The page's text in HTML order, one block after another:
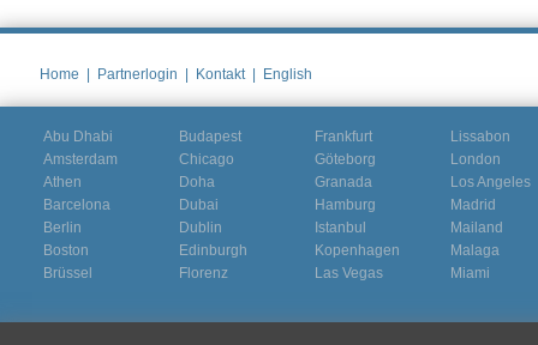
Home | Partnerlogin | Kontakt | English
Abu Dhabi
Amsterdam
Athen
Barcelona
Berlin
Boston
Brüssel
Budapest
Chicago
Doha
Dubai
Dublin
Edinburgh
Florenz
Frankfurt
Göteborg
Granada
Hamburg
Istanbul
Kopenhagen
Las Vegas
Lissabon
London
Los Angeles
Madrid
Mailand
Malaga
Miami